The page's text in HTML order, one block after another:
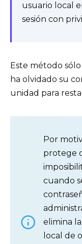
usuario local
sesión con
Este método
ha olvidado su
unidad para
Por
protege
cuando
elimina
local de